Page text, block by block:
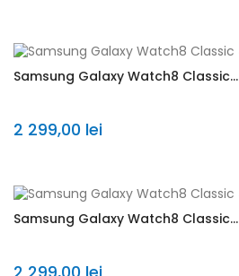
Samsung Galaxy Watch8 Classic...
2 299,00 lei
Samsung Galaxy Watch8 Classic...